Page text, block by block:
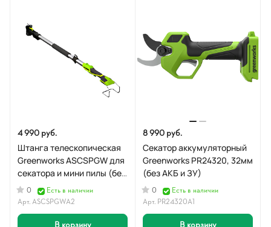
4 990 руб.
Штанга телескопическая
Greenworks ASCSPGW для
секатора и мини пилы (без
АКБ и ЗУ)
0
Есть в наличии
Арт.ASCSPGWA2
В корзину
8 990 руб.
Секатор аккумуляторный
Greenworks PR24320, 32мм
(без АКБ и ЗУ)
0
Есть в наличии
Арт. PR24320A1
В корзину